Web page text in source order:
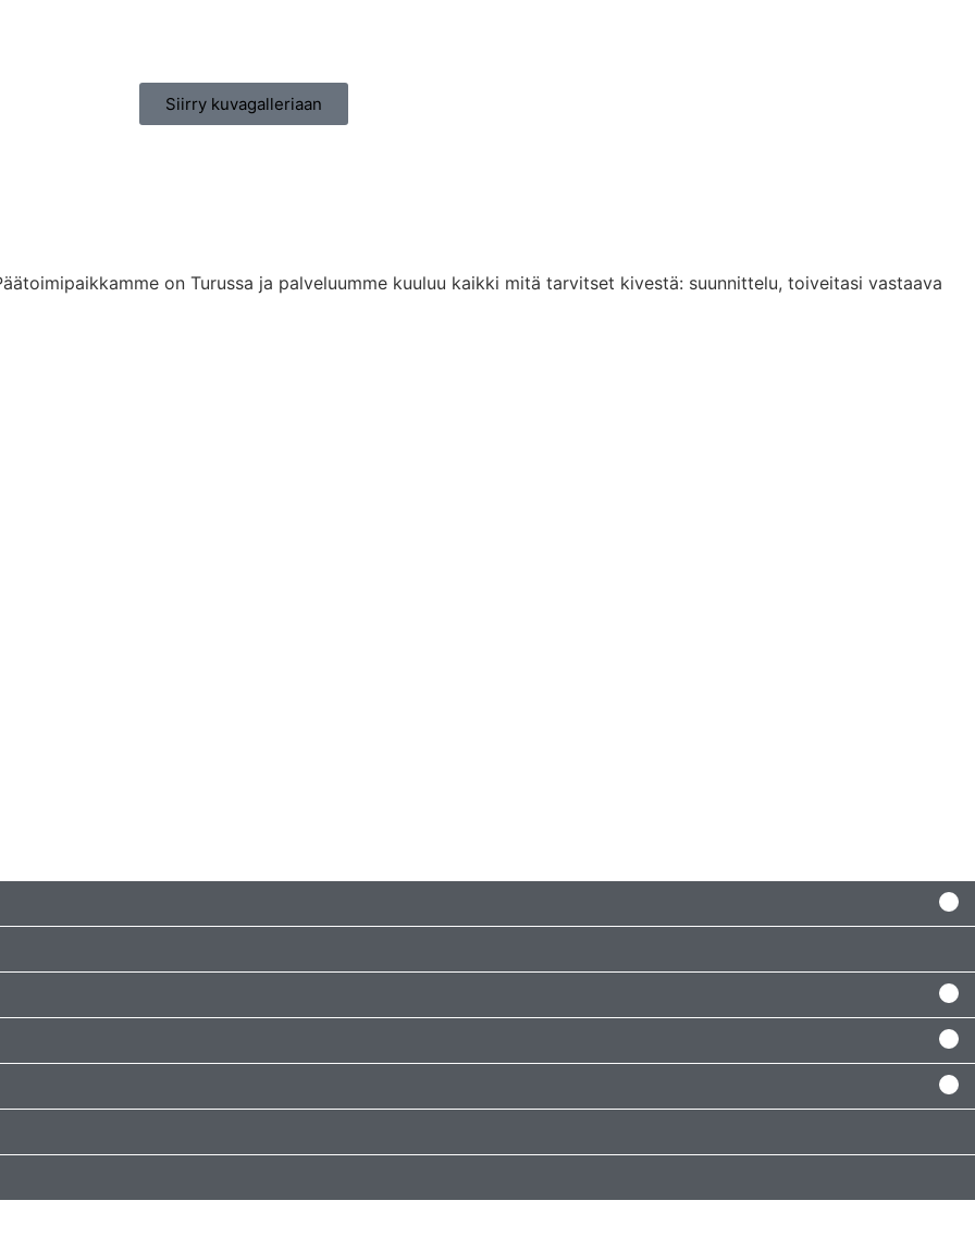
Siirry kuvagalleriaan
on Turussa ja palveluumme kuuluu kaikki mitä tarvitset kivestä: suunnittelu, toiveitasi vastaava